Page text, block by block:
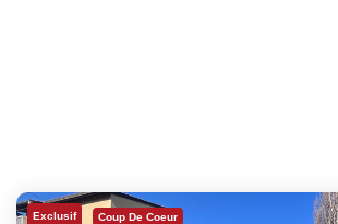
Exclusif Coup De Coeur